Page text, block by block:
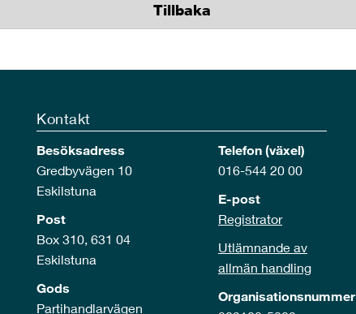
Tillbaka
Kontakt
Besöksadress
Gredbyvägen 10
Eskilstuna
Post
Box 310, 631 04
Eskilstuna
Gods
Partihandlarvägen
Telefon (växel)
016-544 20 00
E-post
Registrator
Utlämnande av
allmän handling
Organisationsnummer